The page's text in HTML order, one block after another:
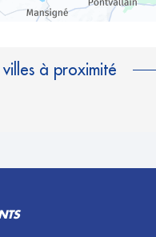
à proximité